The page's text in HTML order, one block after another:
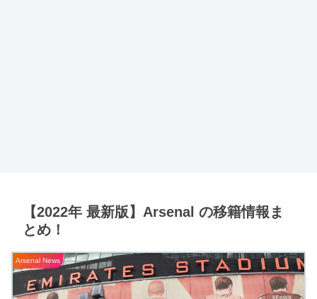
【2022年 最新版】Arsenal の移籍情報ま
とめ！
Arsenal News